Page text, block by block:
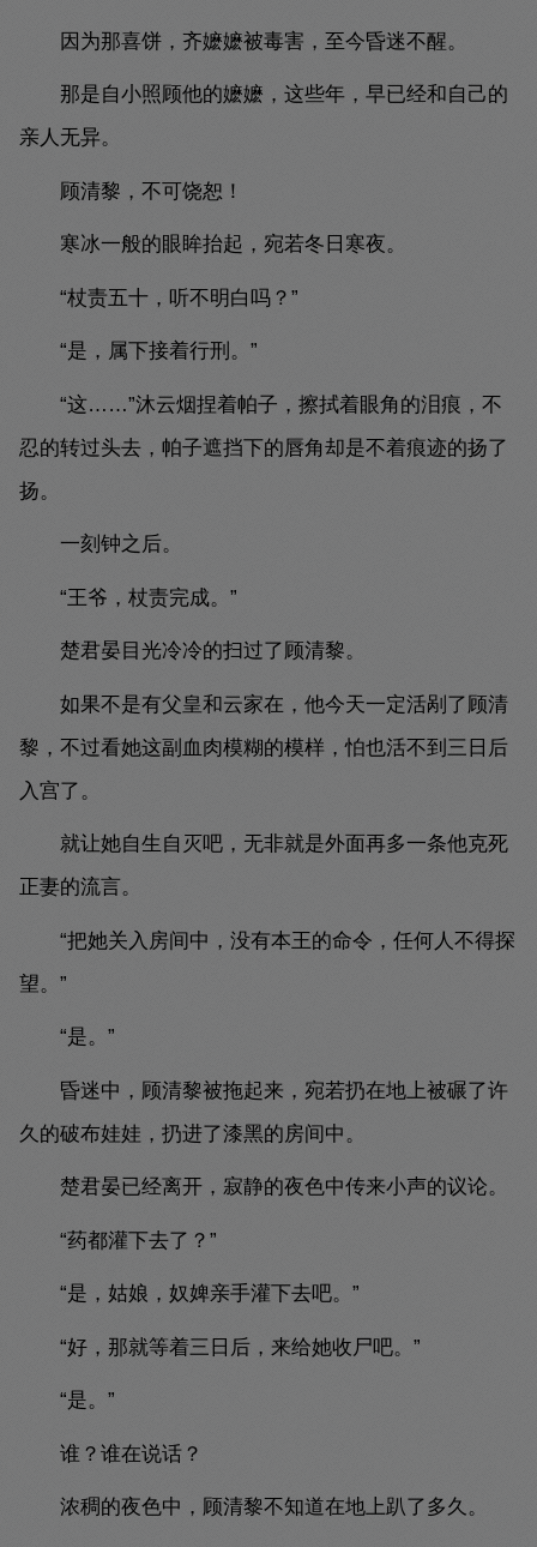
因为那喜饼，齐嬷嬷被毒害，至今昏迷不醒。
那是自小照顾他的嬷嬷，这些年，早已经和自己的
亲人无异。
顾清黎，不可饶恕！
寒冰一般的眼眸抬起，宛若冬日寒夜。
“杖责五十，听不明白吗？”
“是，属下接着行刑。”
“这……”沐云烟捏着帕子，擦拭着眼角的泪痕，不
忍的转过头去，帕子遮挡下的唇角却是不着痕迹的扬了
扬。
一刻钟之后。
“王爷，杖责完成。”
楚君晏目光冷冷的扫过了顾清黎。
如果不是有父皇和云家在，他今天一定活剐了顾清
黎，不过看她这副血肉模糊的模样，怕也活不到三日后
入宫了。
就让她自生自灭吧，无非就是外面再多一条他克死
正妻的流言。
“把她关入房间中，没有本王的命令，任何人不得探
望。”
“是。”
昏迷中，顾清黎被拖起来，宛若扔在地上被碾了许
久的破布娃娃，扔进了漆黑的房间中。
楚君晏已经离开，寂静的夜色中传来小声的议论。
“药都灌下去了？”
“是，姑娘，奴婢亲手灌下去吧。”
“好，那就等着三日后，来给她收尸吧。”
“是。”
谁？谁在说话？
浓稠的夜色中，顾清黎不知道在地上趴了多久。